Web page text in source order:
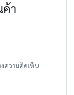
า
ความคิดเห็น